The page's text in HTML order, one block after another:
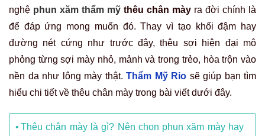
nghệ phun xăm thẩm mỹ thêu chân mày ra đời chính là
để đáp ứng mong muốn đó. Thay vì tạo khối đậm hay
đường nét cứng như trước đây, thêu sợi hiện đại mô
phỏng từng sợi mày nhỏ, mảnh và trong trẻo, hòa trộn vào
nền da như lông mày thật. Thẩm Mỹ Rio sẽ giúp bạn tìm
hiểu chi tiết về thêu chân mày trong bài viết dưới đây.
Thêu chân mày là gì? Nên chọn phun xăm mày hay